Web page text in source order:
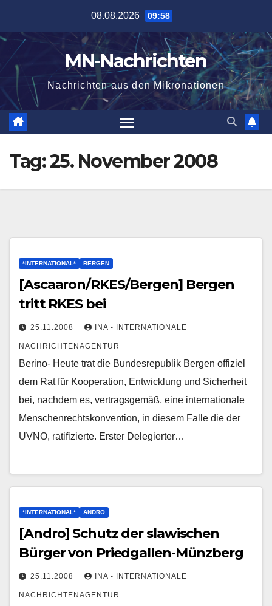
springen
08.08.2026 09:58
MN-Nachrichten
Nachrichten aus den Mikronationen
Tag:25. November 2008
*INTERNATIONAL* BERGEN
[Ascaaron/RKES/Bergen] Bergen
tritt RKES bei
25.11.2008 INA - INTERNATIONALE
NACHRICHTENAGENTUR
Berino- Heute trat die Bundesrepublik Bergen offiziel
dem Rat für Kooperation, Entwicklung und Sicherheit
bei, nachdem es, vertragsgemäß, eine internationale
Menschenrechtskonvention, in diesem Falle die der
UVNO, ratifizierte. Erster Delegierter…
*INTERNATIONAL* ANDRO
[Andro] Schutz der slawischen
Bürger von Priedgallen-Münzberg
25.11.2008 INA - INTERNATIONALE
NACHRICHTENAGENTUR